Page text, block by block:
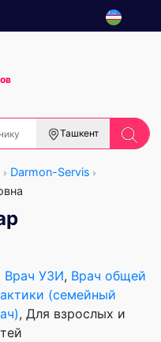
Ташкент
Darmon-Servis
Врач УЗИ, Врач общей
(семейный
, Для взрослых и